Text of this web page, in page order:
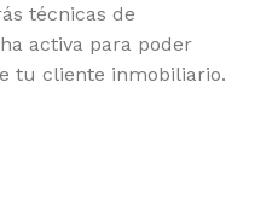
técnicas de
activa para poder
tu cliente inmobiliario.